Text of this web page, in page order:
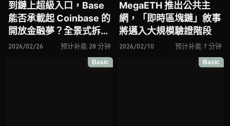
到鏈上超級入口，Base
能否承載起 Coinbase 的
開放金融夢？全景式拆解
其發展歷史、策略佈局、
生態現況、潛在風險與未
2026/02/26 预计补能 28 分钟
MegaETH 推出公共主
網，「即時區塊鏈」敘事
將邁入大規模驗證階段
2026/02/10 预计补能 7 分钟
Basic Basic